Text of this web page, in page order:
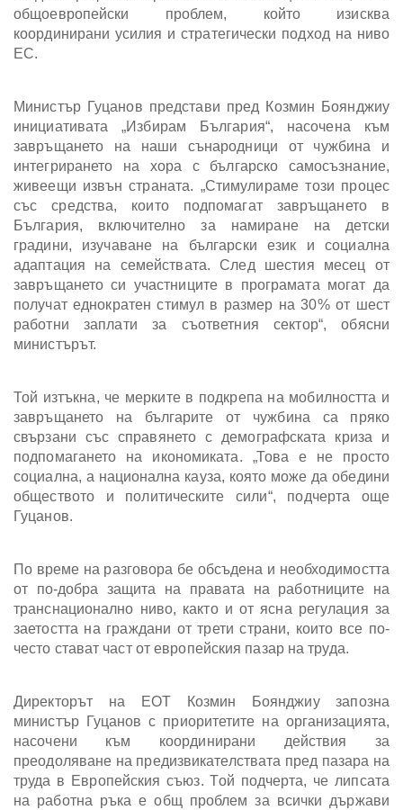
общоевропейски проблем, който изисква
координирани усилия и стратегически подход на ниво
ЕС.
Министър Гуцанов представи пред Козмин Боянджиу
инициативата „Избирам България“, насочена към
завръщането на наши сънародници от чужбина и
интегрирането на хора с българско самосъзнание,
живеещи извън страната. „Стимулираме този процес
със средства, които подпомагат завръщането в
България, включително за намиране на детски
градини, изучаване на български език и социална
адаптация на семействата. След шестия месец от
завръщането си участниците в програмата могат да
получат еднократен стимул в размер на 30% от шест
работни заплати за съответния сектор“, обясни
министърът.
Той изтъкна, че мерките в подкрепа на мобилността и
завръщането на българите от чужбина са пряко
свързани със справянето с демографската криза и
подпомагането на икономиката. „Това е не просто
социална, а национална кауза, която може да обедини
обществото и политическите сили“, подчерта още
Гуцанов.
По време на разговора бе обсъдена и необходимостта
от по-добра защита на правата на работниците на
транснационално ниво, както и от ясна регулация за
заетостта на граждани от трети страни, които все по-
често стават част от европейския пазар на труда.
Директорът на ЕОТ Козмин Боянджиу запозна
министър Гуцанов с приоритетите на организацията,
насочени към координирани действия за
преодоляване на предизвикателствата пред пазара на
труда в Европейския съюз. Той подчерта, че липсата
на работна ръка е общ проблем за всички държави